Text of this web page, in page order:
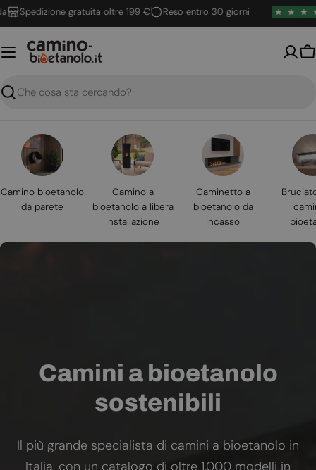
Vai
al
contenuto
gratuita oltre 199 € Reso entro 30 giorni
Ricerca
Camino bioetanolo
da parete
Camino a
bioetanolo a libera
installazione
Caminetto a
bioetanolo da
incasso
Camini a bioetanolo
sostenibili
Il più grande specialista di camini a bioetanolo in